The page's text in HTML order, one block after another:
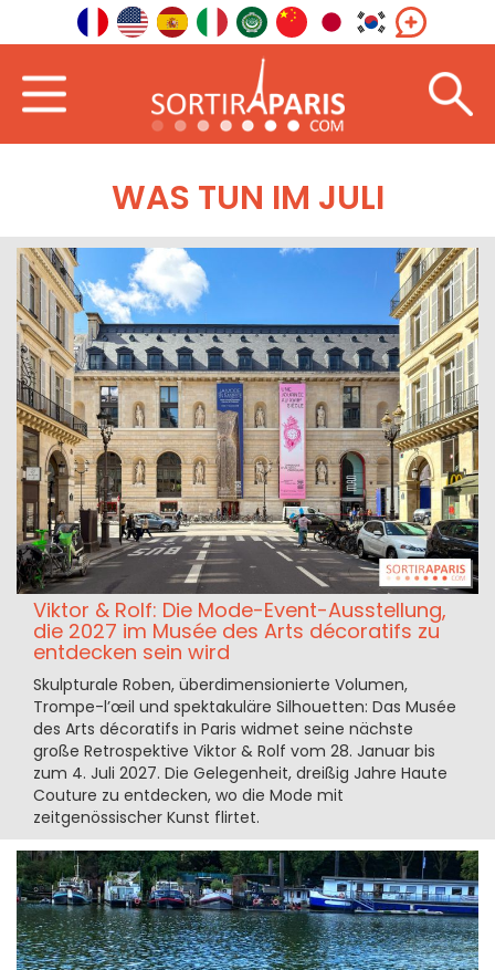
WAS TUN IM JULI
Viktor & Rolf: Die Mode-Event-Ausstellung,
die 2027 im Musée des Arts décoratifs zu
entdecken sein wird
Skulpturale Roben, überdimensionierte Volumen,
Trompe-l’œil und spektakuläre Silhouetten: Das Musée
des Arts décoratifs in Paris widmet seine nächste
große Retrospektive Viktor & Rolf vom 28. Januar bis
zum 4. Juli 2027. Die Gelegenheit, dreißig Jahre Haute
Couture zu entdecken, wo die Mode mit
zeitgenössischer Kunst flirtet.